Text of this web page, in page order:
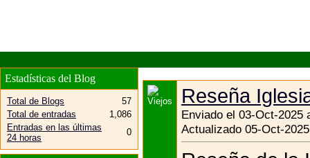
Reseña
Enviado el 03-Oct-2025
Actualizado 05-Oct-
Estadísticas del Blog
Total de Blogs
57
Total de entradas
1,086
Entradas en las últimas
24 horas
0